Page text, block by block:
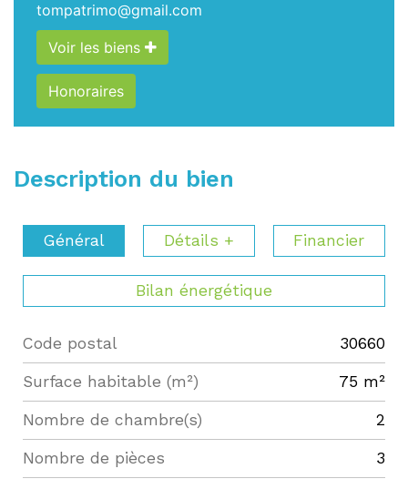
tompatrimo@gmail.com
Voir les biens
Honoraires
Description du bien
Général Détails + Financier
Bilan énergétique
Label Value
Code postal 30660
Surface habitable (m²) 75 m²
Nombre de chambre(s) 2
Nombre de pièces 3